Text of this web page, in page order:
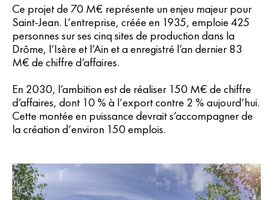
Ce projet de 70 M€ représente un enjeu majeur pour
Saint-Jean. L’entreprise, créée en 1935, emploie 425
personnes sur ses cinq sites de production dans la
Drôme, l’Isère et l’Ain et a enregistré l’an dernier 83
M€ de chiffre d’affaires.
En 2030, l’ambition est de réaliser 150 M€ de chiffre
d’affaires, dont 10 % à l’export contre 2 % aujourd’hui.
Cette montée en puissance devrait s’accompagner de
la création d’environ 150 emplois.